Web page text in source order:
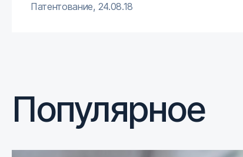
Патентование, 24.08.18
Популярное